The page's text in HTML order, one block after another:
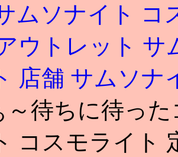
ムソナイト コ
ウトレット
店舗 サムソナ
～待ちに待っ
コスモライト